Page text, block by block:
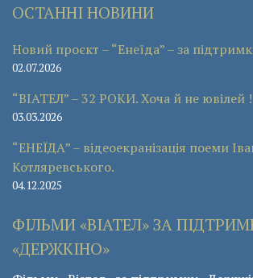
ОСТАННІ НОВИНИ
Новий проєкт – “Енеїда” – за
02.07.2026
“ВІАТЕЛ” – 32 РОКИ. Хоча й не ювілей !
03.03.2026
“ЕНЕЇДА” – відеоекранізація поеми
Котляревського.
04.12.2025
ФІЛЬМИ «ВІАТЕЛ» ЗА
«ДЕРЖКІНО»